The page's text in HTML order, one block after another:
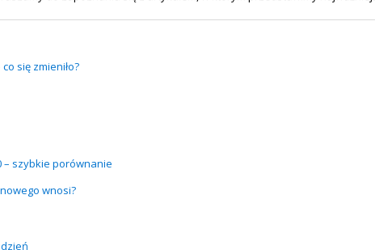
się zmieniło?
– szybkie porównanie
wnosi?